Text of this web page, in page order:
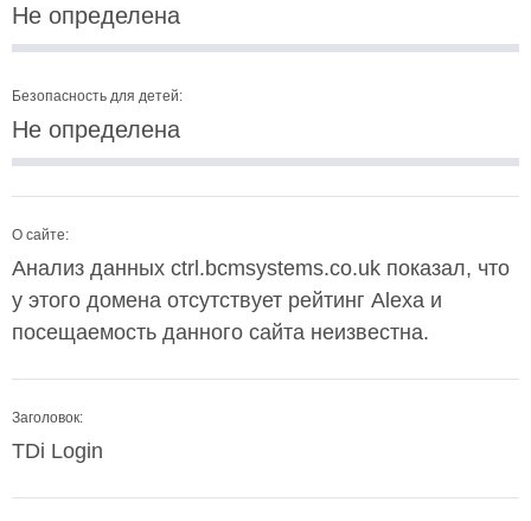
Не определена
Безопасность для детей:
Не определена
О сайте:
Анализ данных ctrl.bcmsystems.co.uk показал, что
у этого домена отсутствует рейтинг Alexa и
посещаемость данного сайта неизвестна.
Заголовок:
TDi Login